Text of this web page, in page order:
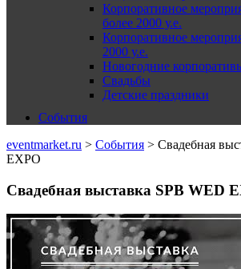
Корпоративное
более 2000 у.е.
Корпоративное
2000 у.е.
Новогодние
Свадьбы
Детские праздники
События
eventmarket.ru > События > Свадебная
EXPO
Свадебная выставка SPB WED